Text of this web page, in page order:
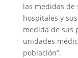
las medidas de
hospitales y
medida de sus
unidades
población”.